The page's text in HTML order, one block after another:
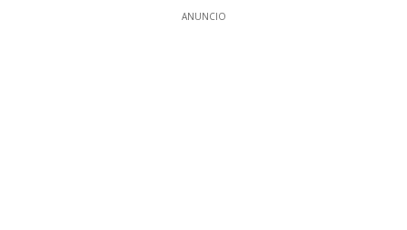
ANUNCIO